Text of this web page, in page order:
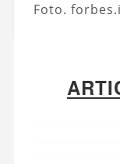
Foto.